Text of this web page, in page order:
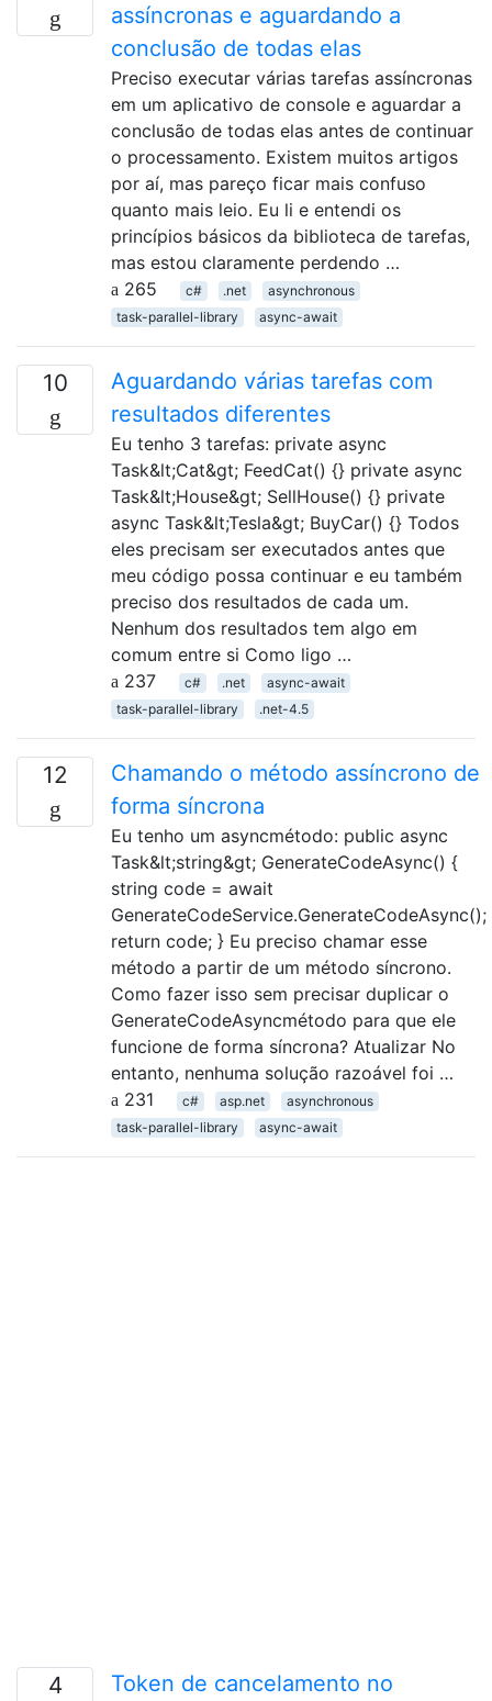
assíncronas e aguardando a
conclusão de todas elas
Preciso executar várias tarefas assíncronas
em um aplicativo de console e aguardar a
conclusão de todas elas antes de continuar
o processamento. Existem muitos artigos
por aí, mas pareço ficar mais confuso
quanto mais leio. Eu li e entendi os
princípios básicos da biblioteca de tarefas,
mas estou claramente perdendo …
265
c# .net
asynchronous
task-parallel-library
async-await
10
Aguardando várias tarefas com
resultados diferentes
Eu tenho 3 tarefas: private async
Task&lt;Cat&gt; FeedCat() {} private async
Task&lt;House&gt; SellHouse() {} private
async Task&lt;Tesla&gt; BuyCar() {} Todos
eles precisam ser executados antes que
meu código possa continuar e eu também
preciso dos resultados de cada um.
Nenhum dos resultados tem algo em
comum entre si Como ligo …
237
c# .net
async-await
task-parallel-library
.net-4.5
12
Chamando o método assíncrono de
forma síncrona
Eu tenho um asyncmétodo: public async
Task&lt;string&gt; GenerateCodeAsync() {
string code = await
GenerateCodeService.GenerateCodeAsync();
return code; } Eu preciso chamar esse
método a partir de um método síncrono.
Como fazer isso sem precisar duplicar o
GenerateCodeAsyncmétodo para que ele
funcione de forma síncrona? Atualizar No
entanto, nenhuma solução razoável foi …
231
c# asp.net
asynchronous
task-parallel-library
async-await
4
Token de cancelamento no